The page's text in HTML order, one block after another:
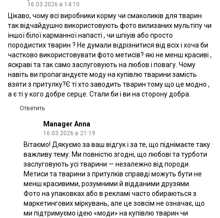
16.03.2026 в 14:10
Цікаво, чому всі виробники корму чи смаколиків для тварин
так відчайдушно використовують фото вилизаних мультіпу чи
іншої білої карманної напасті , чи шпіуів або просто
породистих тварин ? Не думали відрізнитися від всіх і хоча би
частково використовувати фото метисів? які не менш красиві ,
яскраві та так само заслуговують на любов і повагу. Чому
навіть ви пропагандуєте моду на купівлю тварини замість
взяти з притулку?Є ті хто заводить тварин тому що це модно ,
а є ті у кого добре серце. Стали би і ви на сторону добра.
Ответить
Manager Anna
16.03.2026 в 21:19
Вітаємо! Дякуємо за ваш відгук і за те, що піднімаєте таку
важливу тему. Ми повністю згодні, що любові та турботи
заслуговують усі тварини — незалежно від породи.
Метиси та тварини з притулків справді можуть бути не
менш красивими, розумними й відданими друзями.
Фото на упаковках або в рекламі часто обираються з
маркетингових міркувань, але це зовсім не означає, що
ми підтримуємо ідею «моди» на купівлю тварин чи